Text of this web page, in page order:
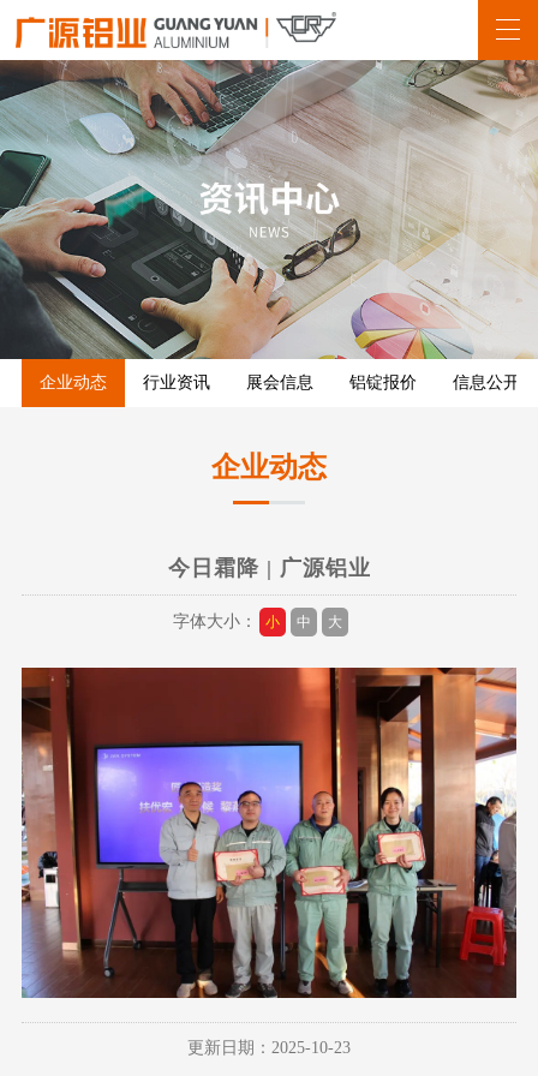
企业动态 行业资讯 展会信息 铝锭报价 信息公开
企业动态
今日霜降 | 广源铝业
字体大小： 小 中 大
更新日期：2025-10-23